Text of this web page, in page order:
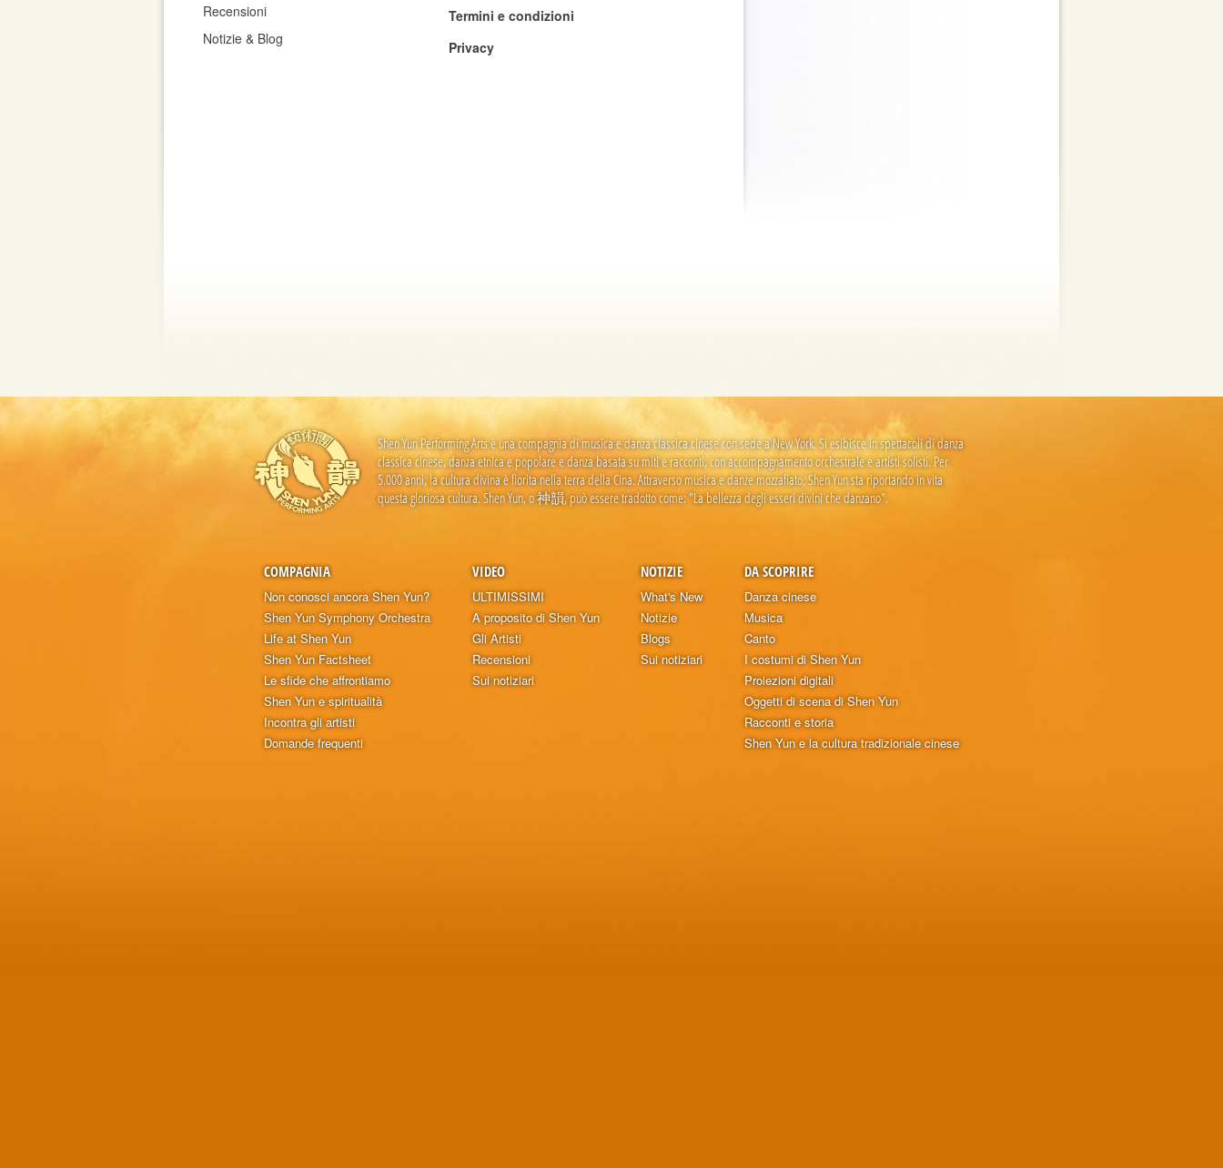
Recensioni
Notizie & Blog
Termini e condizioni
Privacy
Shen Yun Performing Arts è una compagnia di musica e danza classica cinese con sede a New York. Si esibisce in spettacoli di danza
classica cinese, danza etnica e popolare e danza basata su miti e racconti, con accompagnamento orchestrale e artisti solisti. Per
5.000 anni, la cultura divina è fiorita nella terra della Cina. Attraverso musica e danze mozzafiato, Shen Yun sta riportando in vita
questa gloriosa cultura. Shen Yun, o 神韻, può essere tradotto come: "La bellezza degli esseri divini che danzano".
COMPAGNIA
Non conosci ancora Shen Yun?
Shen Yun Symphony Orchestra
Life at Shen Yun
Shen Yun Factsheet
Le sfide che affrontiamo
Shen Yun e spiritualità
Incontra gli artisti
Domande frequenti
VIDEO
ULTIMISSIMI
A proposito di Shen Yun
Gli Artisti
Recensioni
Sui notiziari
NOTIZIE
What's New
Notizie
Blogs
Sui notiziari
DA SCOPRIRE
Danza cinese
Musica
Canto
I costumi di Shen Yun
Proiezioni digitali
Oggetti di scena di Shen Yun
Racconti e storia
Shen Yun e la cultura tradizionale cinese